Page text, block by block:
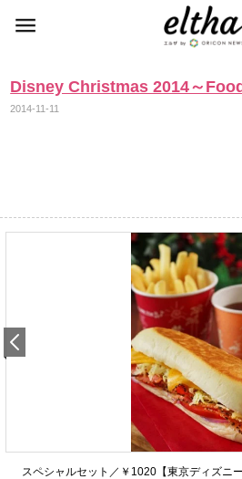
Disney Christmas 2014～
2014-11-11
スペシャルセット／￥1020【東京ディズニ